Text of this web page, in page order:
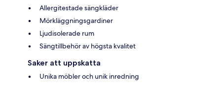
Allergitestade sängkläder
Mörkläggningsgardiner
Ljudisolerade rum
Sängtillbehör av högsta kvalitet
Saker att uppskatta
Unika möbler och unik inredning